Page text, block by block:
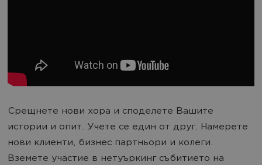
Срещнете нови хора и споделете Вашите
истории и опит. Учете се един от друг. Намерете
нови клиенти, бизнес партньори и колеги.
Вземете участие в нетуъркинг събитието на